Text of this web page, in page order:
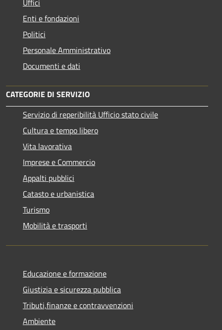
Uffici
Enti e fondazioni
Politici
Personale Amministrativo
Documenti e dati
CATEGORIE DI SERVIZIO
Servizio di reperibilità Ufficio stato civile
Cultura e tempo libero
Vita lavorativa
Imprese e Commercio
Appalti pubblici
Catasto e urbanistica
Turismo
Mobilità e trasporti
Educazione e formazione
Giustizia e sicurezza pubblica
Tributi,finanze e contravvenzioni
Ambiente